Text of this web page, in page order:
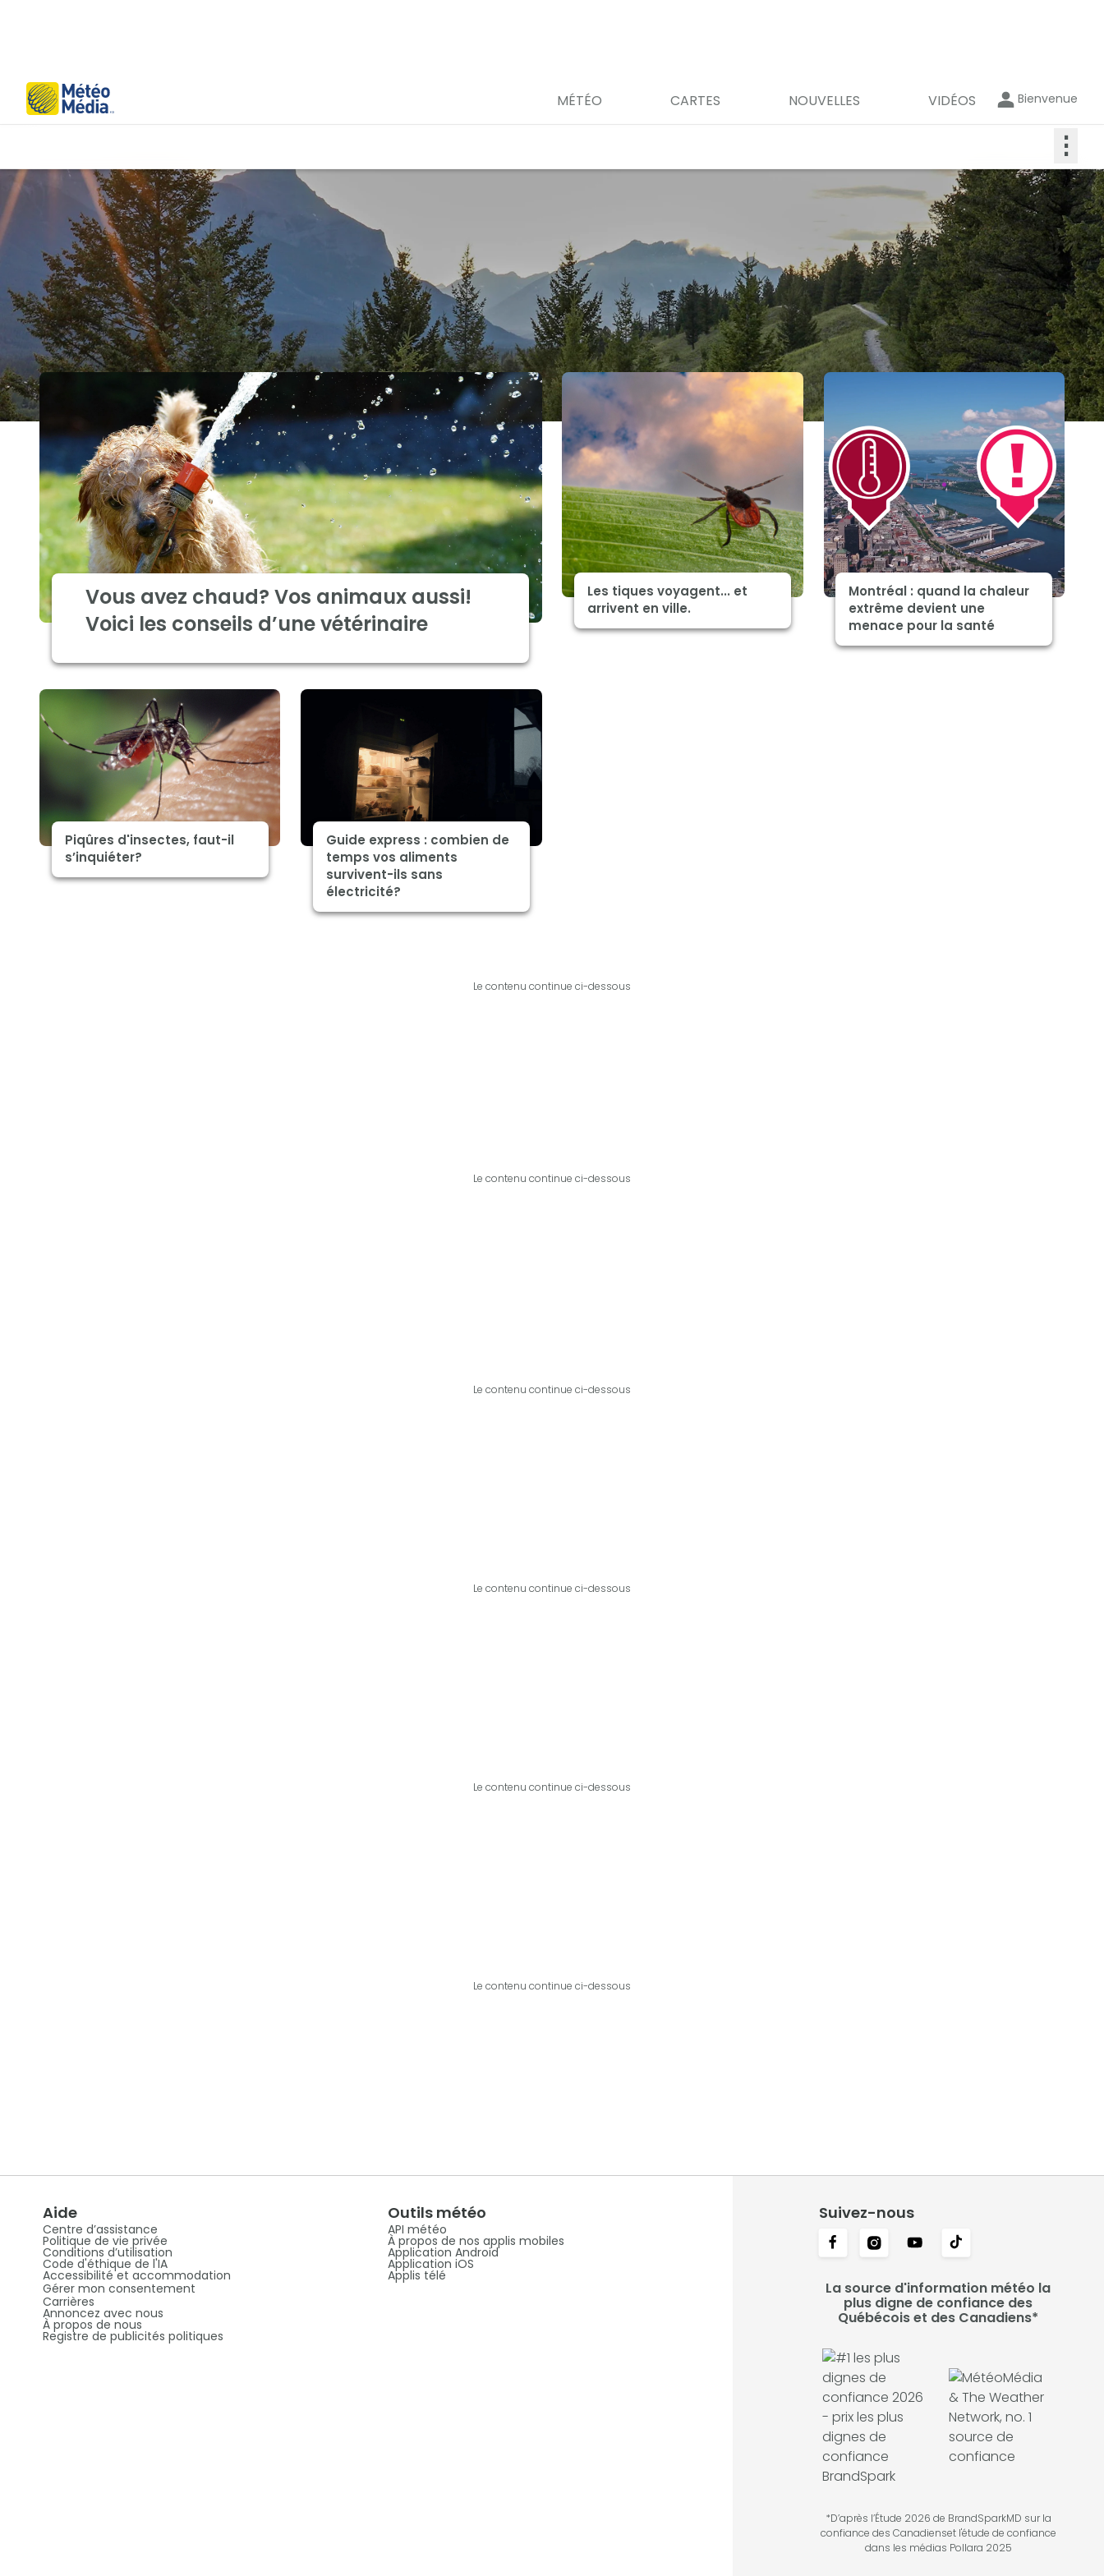
MÉTÉO CARTES NOUVELLES VIDÉOS Bienvenue
⋮
Vous avez chaud? Vos animaux aussi!
Voici les conseils d’une vétérinaire
Les tiques voyagent... et
arrivent en ville.
Montréal : quand la chaleur
extrême devient une
menace pour la santé
Piqûres d'insectes, faut-il
s’inquiéter?
Guide express : combien de
temps vos aliments
survivent-ils sans
électricité?
Le contenu continue ci-dessous
Le contenu continue ci-dessous
Le contenu continue ci-dessous
Le contenu continue ci-dessous
Le contenu continue ci-dessous
Le contenu continue ci-dessous
Aide
Centre d’assistance
Politique de vie privée
Conditions d’utilisation
Code d'éthique de l'IA
Accessibilité et accommodation
Gérer mon consentement
Carrières
Annoncez avec nous
À propos de nous
Registre de publicités politiques
Outils météo
API météo
À propos de nos applis mobiles
Application Android
Application iOS
Applis télé
Suivez-nous
La source d'information météo la
plus digne de confiance des
Québécois et des Canadiens*
*D’après l’Étude 2026 de BrandSparkMD sur la
confiance des Canadienset l'étude de confiance
dans les médias Pollara 2025